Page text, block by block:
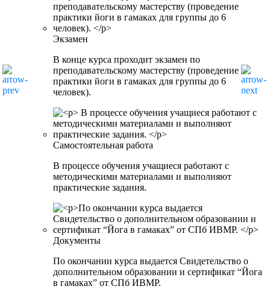
Экзамен
В конце курса проходит экзамен по
преподавательскому мастерству (проведение
практики йоги в гамаках для группы до 6
человек).
Самостоятельная работа
В процессе обучения учащиеся работают с
методическими материалами и выполняют
практические задания.
Документы
По окончании курса выдается Свидетельство о
дополнительном образовании и сертификат “Йога
в гамаках” от СПб ИВМР.